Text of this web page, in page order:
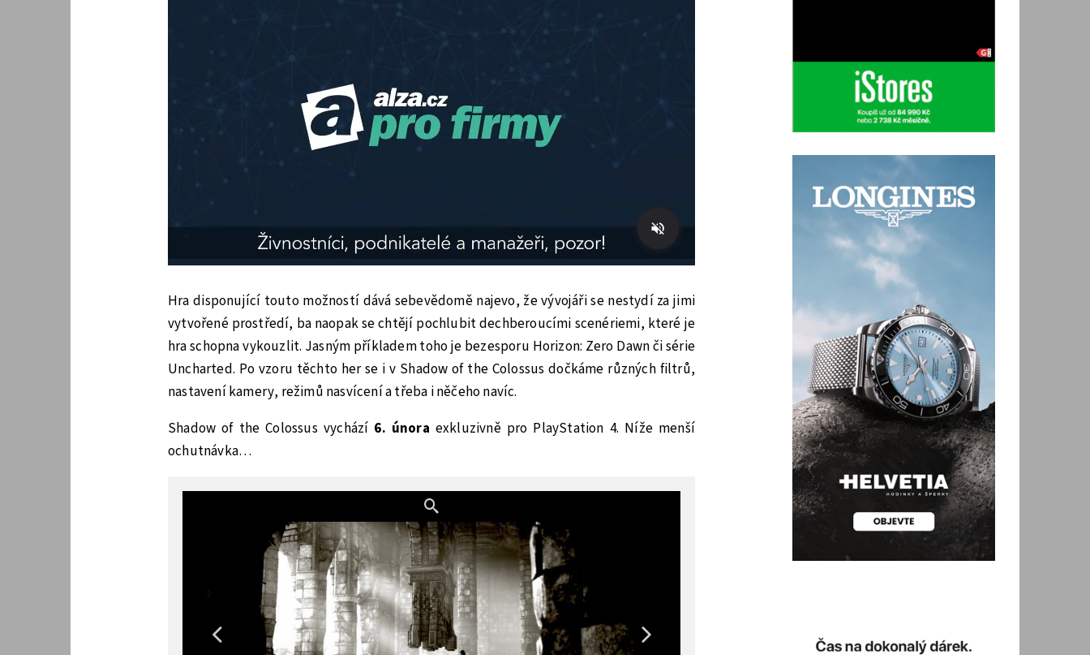
Hra disponující touto možností dává sebevědomě najevo, že vývojáři se nestydí za jimi
vytvořené prostředí, ba naopak se chtějí pochlubit dechberoucími scenériemi, které je
hra schopna vykouzlit. Jasným příkladem toho je bezesporu Horizon: Zero Dawn či série
Uncharted. Po vzoru těchto her se i v Shadow of the Colossus dočkáme různých filtrů,
nastavení kamery, režimů nasvícení a třeba i něčeho navíc.
Shadow of the Colossus vychází 6. února exkluzivně pro PlayStation 4. Níže menší
ochutnávka…